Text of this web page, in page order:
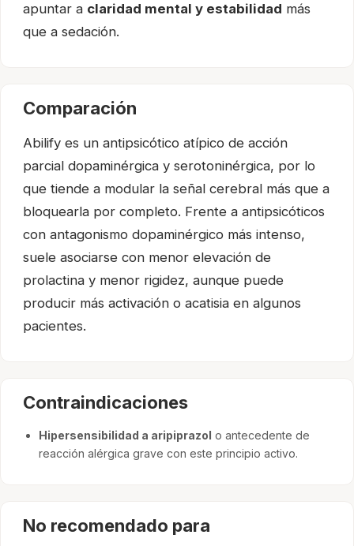
apuntar a claridad mental y estabilidad más
que a sedación.
Comparación
Abilify es un antipsicótico atípico de acción
parcial dopaminérgica y serotoninérgica, por lo
que tiende a modular la señal cerebral más que a
bloquearla por completo. Frente a antipsicóticos
con antagonismo dopaminérgico más intenso,
suele asociarse con menor elevación de
prolactina y menor rigidez, aunque puede
producir más activación o acatisia en algunos
pacientes.
Contraindicaciones
Hipersensibilidad a aripiprazol o antecedente de
reacción alérgica grave con este principio activo.
No recomendado para